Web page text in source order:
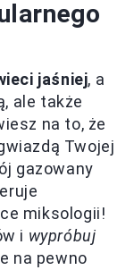
jaśniej, a
ale także
na to, że
Twojej
gazowany
miksologii!
i wypróbuj
na pewno